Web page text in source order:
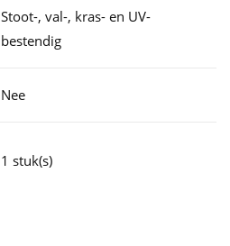
Stoot-, val-, kras- en UV-
bestendig
Nee
1 stuk(s)